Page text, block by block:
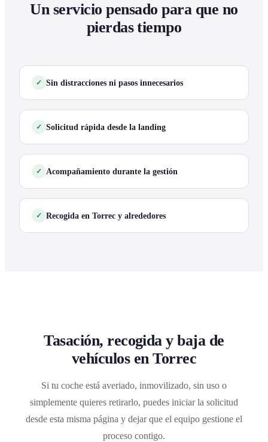
Un servicio pensado para que no
pierdas tiempo
Sin distracciones ni pasos innecesarios
Solicitud rápida desde la landing
Acompañamiento durante la gestión
Recogida en Torrec y alrededores
Tasación, recogida y baja de
vehículos en Torrec
Si tu coche está averiado, inmovilizado, sin uso o
simplemente quieres retirarlo, puedes iniciar la solicitud
desde esta misma página y dejar que el equipo gestione el
proceso contigo.